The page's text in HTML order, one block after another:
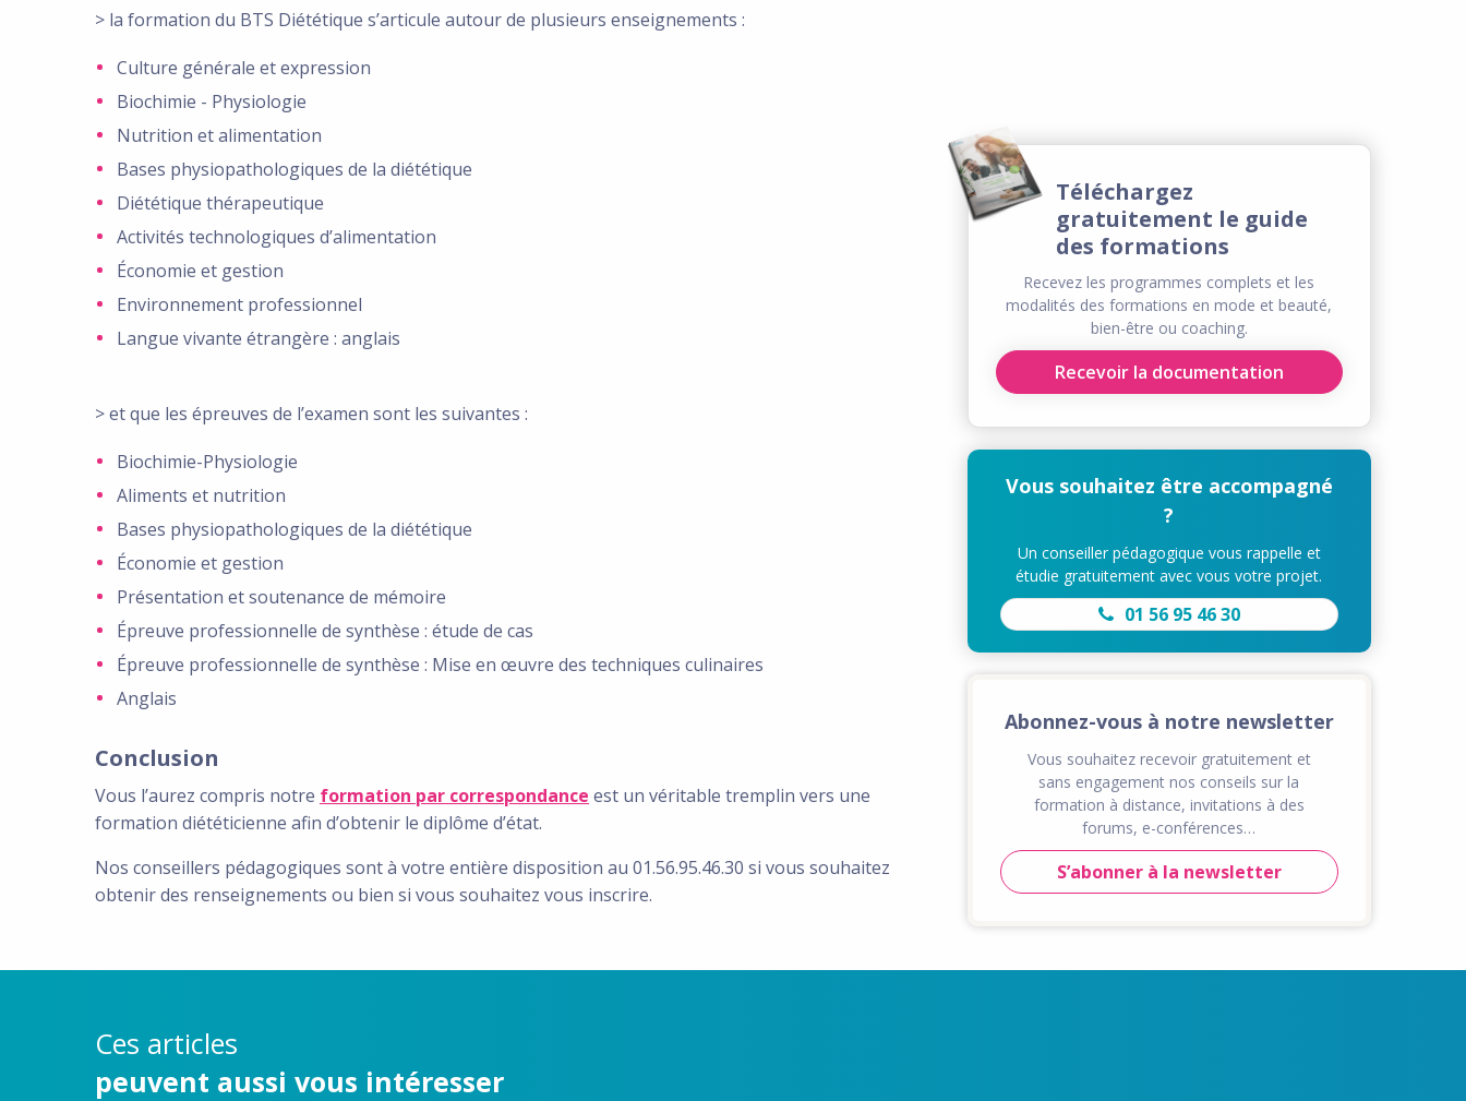
> la formation du BTS Diététique s’articule autour de plusieurs enseignements :
Culture générale et expression
Biochimie - Physiologie
Nutrition et alimentation
Bases physiopathologiques de la diététique
Diététique thérapeutique
Activités technologiques d’alimentation
Économie et gestion
Environnement professionnel
Langue vivante étrangère : anglais
> et que les épreuves de l’examen sont les suivantes :
Biochimie-Physiologie
Aliments et nutrition
Bases physiopathologiques de la diététique
Économie et gestion
Présentation et soutenance de mémoire
Épreuve professionnelle de synthèse : étude de cas
Épreuve professionnelle de synthèse : Mise en œuvre des techniques culinaires
Anglais
Conclusion
Vous l’aurez compris notre formation par correspondance est un véritable tremplin vers une
formation diététicienne afin d’obtenir le diplôme d’état.
Nos conseillers pédagogiques sont à votre entière disposition au 01.56.95.46.30 si vous souhaitez
obtenir des renseignements ou bien si vous souhaitez vous inscrire.
Téléchargez
gratuitement le guide
des formations
Recevez les programmes complets et les
modalités des formations en mode et beauté,
bien-être ou coaching.
Recevoir la documentation
Vous souhaitez être accompagné
?
Un conseiller pédagogique vous rappelle et
étudie gratuitement avec vous votre projet.
01 56 95 46 30
Abonnez-vous à notre newsletter
Vous souhaitez recevoir gratuitement et
sans engagement nos conseils sur la
formation à distance, invitations à des
forums, e-conférences…
S’abonner à la newsletter
Ces articles
peuvent aussi vous intéresser